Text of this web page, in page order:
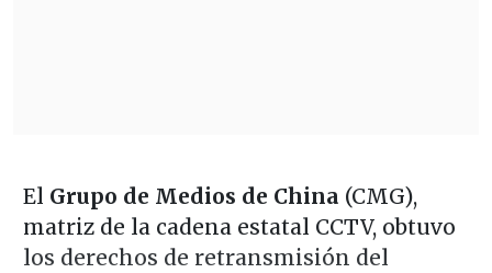
El Grupo de Medios de China (CMG),
matriz de la cadena estatal CCTV, obtuvo
los derechos de retransmisión del